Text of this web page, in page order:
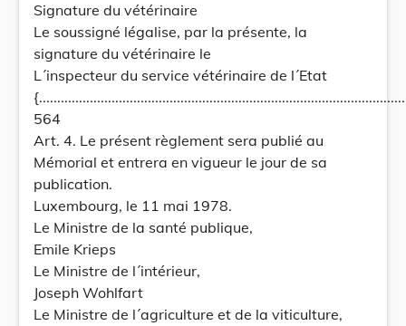
Signature du vétérinaire
Le soussigné légalise, par la présente, la
signature du vétérinaire le
L´inspecteur du service vétérinaire de l´Etat
564
Art. 4. Le présent règlement sera publié au
Mémorial et entrera en vigueur le jour de sa
publication.
Luxembourg, le 11 mai 1978.
Le Ministre de la santé publique,
Emile Krieps
Le Ministre de l´intérieur,
Joseph Wohlfart
Le Ministre de l´agriculture et de la viticulture,